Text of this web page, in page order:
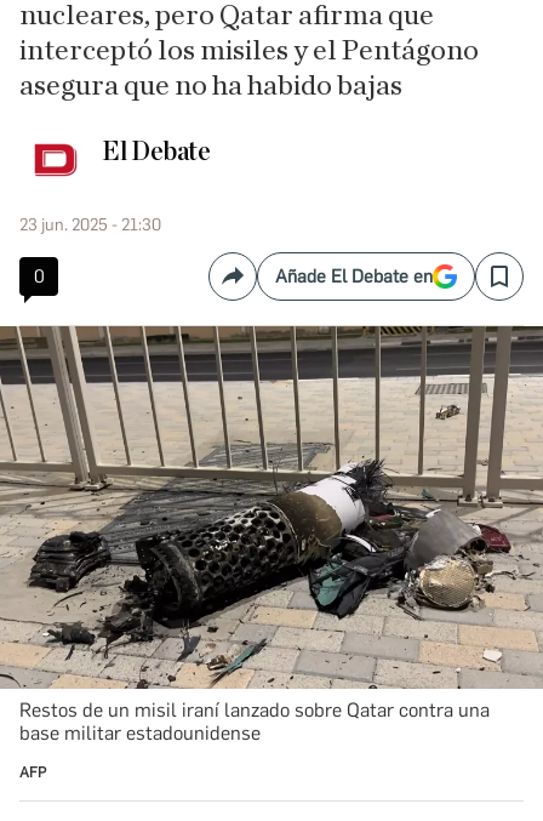
nucleares, pero Qatar afirma que
interceptó los misiles y el Pentágono
asegura que no ha habido bajas
El Debate
23 jun. 2025 - 21:30
0 CompartirAñade El Debate en Save
Restos de un misil iraní lanzado sobre Qatar contra una
base militar estadounidense
AFP